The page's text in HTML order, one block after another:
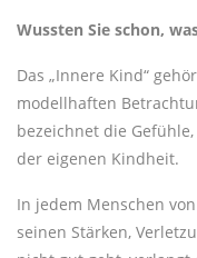
Wussten Sie schon,
Das „Innere Kind“
modellhaften
bezeichnet die
der eigenen Kindheit.
In jedem Menschen
seinen Stärken,